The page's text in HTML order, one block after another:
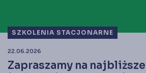
Zostań
SZKOLENIA STACJONARNE
22.06.2026
Zapraszamy na